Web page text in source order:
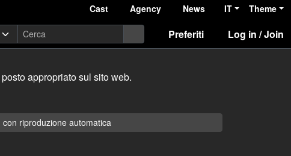
Cast Agency News IT Theme
Preferiti Log in / Join
appropriato sul sito web.
con riproduzione automatica